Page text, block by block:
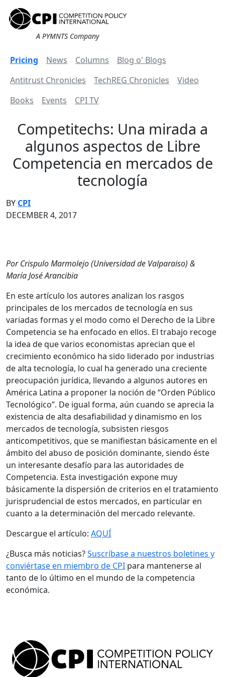
A PYMNTS Company
Pricing News Columns
Blog o' Blogs
Antitrust Chronicles
TechREG Chronicles
Video
Books
Events CPI TV
Competitechs: Una mirada a
algunos aspectos de Libre
Competencia en mercados de
tecnología
BY CPI
DECEMBER 4, 2017
Por Crispulo Marmolejo (Universidad de Valparaiso) &
María José Arancibia
En este artículo los autores analizan los rasgos
principales de los mercados de tecnología en sus
variadas formas y el modo como el Derecho de la Libre
Competencia se ha enfocado en ellos. El trabajo recoge
la idea de que varios economistas aprecian que el
crecimiento económico ha sido liderado por industrias
de alta tecnología, lo cual ha generado una creciente
preocupación jurídica, llevando a algunos autores en
América Latina a proponer la noción de “Orden Público
Tecnológico”. De igual forma, aún cuando se aprecia la
existencia de alta desafiabilidad y dinamismo en los
mercados de tecnología, subsisten riesgos
anticompetitivos, que se manifiestan básicamente en el
ámbito del abuso de posición dominante, siendo éste
un interesante desafío para las autoridades de
Competencia. Esta investigación expone muy
básicamente la dispersión de criterios en el tratamiento
jurisprudencial de estos mercados, en particular en
cuanto a la determinación del mercado relevante.
Descargue el artículo: AQUÍ
¿Busca más noticias?Suscríbase a nuestros boletines y
conviértase en miembro de CPI para mantenerse al
tanto de lo último en el mundo de la competencia
económica.